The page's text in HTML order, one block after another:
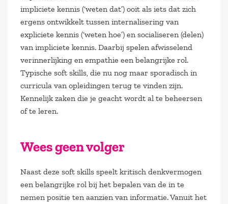
impliciete kennis (‘weten dat’) ooit als iets dat zich
ergens ontwikkelt tussen internalisering van
expliciete kennis (‘weten hoe’) en socialiseren (delen)
van impliciete kennis. Daarbij spelen afwisselend
verinnerlijking en empathie een belangrijke rol.
Typische soft skills, die nu nog maar sporadisch in
curricula van opleidingen terug te vinden zijn.
Kennelijk zaken die je geacht wordt al te beheersen
of te leren.
Wees geen volger
Naast deze soft skills speelt kritisch denkvermogen
een belangrijke rol bij het bepalen van de in te
nemen positie ten aanzien van informatie. Vanuit het